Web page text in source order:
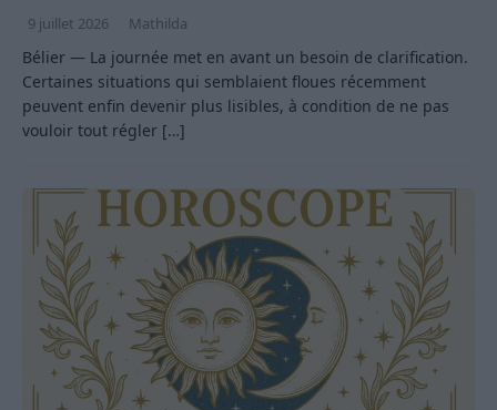
9 juillet 2026 Mathilda
Bélier — La journée met en avant un besoin de clarification.
Certaines situations qui semblaient floues récemment
peuvent enfin devenir plus lisibles, à condition de ne pas
vouloir tout régler […]